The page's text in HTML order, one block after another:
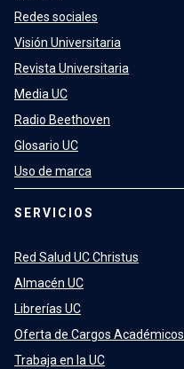
Redes sociales
Visión Universitaria
Revista Universitaria
Media UC
Radio Beethoven
Glosario UC
Uso de marca
SERVICIOS
Red Salud UC Christus
Almacén UC
Librerías UC
Oferta de Cargos Académicos
Trabaja en la UC